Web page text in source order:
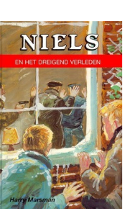
je review!